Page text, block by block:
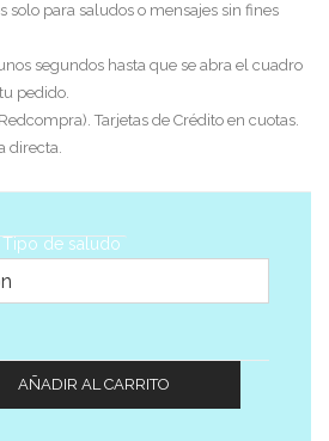
solo para saludos o mensajes sin fines
segundos hasta que se abra el cuadro
pedido.
Tarjetas de Crédito en cuotas.
directa.
Tipo de saludo
AÑADIR AL CARRITO